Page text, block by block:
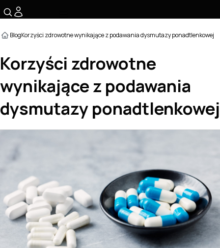
BlogKorzyści zdrowotne wynikające z podawania dysmutazy ponadtlenkowej
Korzyści zdrowotne
wynikające z podawania
dysmutazy ponadtlenkowej